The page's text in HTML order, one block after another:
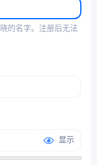
的名字。注册后无法
显示